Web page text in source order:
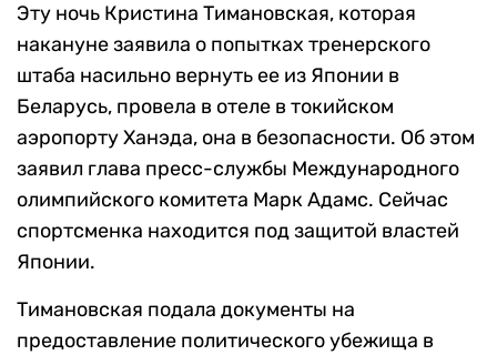
Эту ночь Кристина Тимановская, которая
накануне заявила о попытках тренерского
штаба насильно вернуть ее из Японии в
Беларусь, провела в отеле в токийском
аэропорту Ханэда, она в безопасности. Об этом
заявил глава пресс-службы Международного
олимпийского комитета Марк Адамс. Сейчас
спортсменка находится под защитой властей
Японии.
Тимановская подала документы на
предоставление политического убежища в